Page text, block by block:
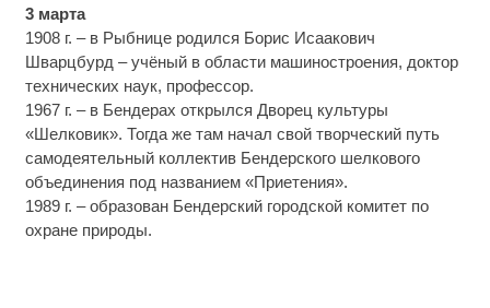
3 марта
1908 г. – в Рыбнице родился Борис Исаакович
Шварцбурд – учёный в области машиностроения, доктор
технических наук, профессор.
1967 г. – в Бендерах открылся Дворец культуры
«Шелковик». Тогда же там начал свой творческий путь
самодеятельный коллектив Бендерского шелкового
объединения под названием «Приетения».
1989 г. – образован Бендерский городской комитет по
охране природы.